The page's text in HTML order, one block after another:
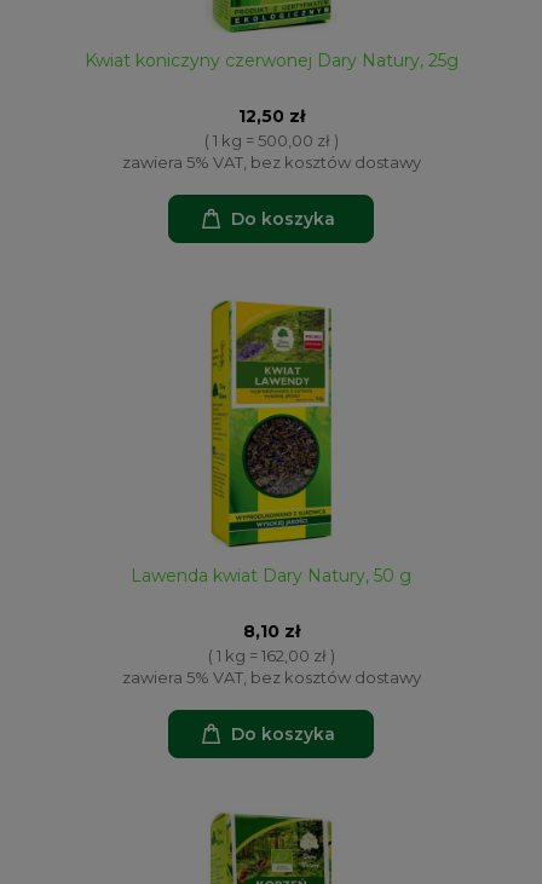
Kwiat koniczyny czerwonej Dary Natury, 25g
12,50 zł
( 1 kg = 500,00 zł )
zawiera 5% VAT, bez kosztów dostawy
Do koszyka
Lawenda kwiat Dary Natury, 50 g
8,10 zł
( 1 kg = 162,00 zł )
zawiera 5% VAT, bez kosztów dostawy
Do koszyka